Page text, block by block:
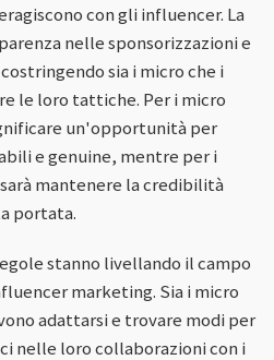
con gli influencer. La
nelle sponsorizzazioni e
sia i micro che i
le loro tattiche. Per i micro
un'opportunità per
e genuine, mentre per i
mantenere la credibilità
portata.
stanno livellando il campo
marketing. Sia i micro
adattarsi e trovare modi per
nelle loro collaborazioni con i